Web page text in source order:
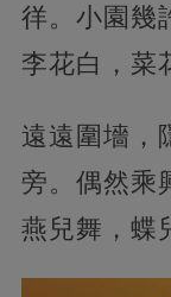
徉。小園幾
李花白，菜
遠遠圍墻，
旁。偶然乘
燕兒舞，蝶